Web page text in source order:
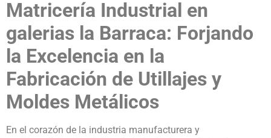
Matricería Industrial en
galerias la Barraca: Forjando
la Excelencia en la
Fabricación de Utillajes y
Moldes Metálicos
En el corazón de la industria manufacturera y